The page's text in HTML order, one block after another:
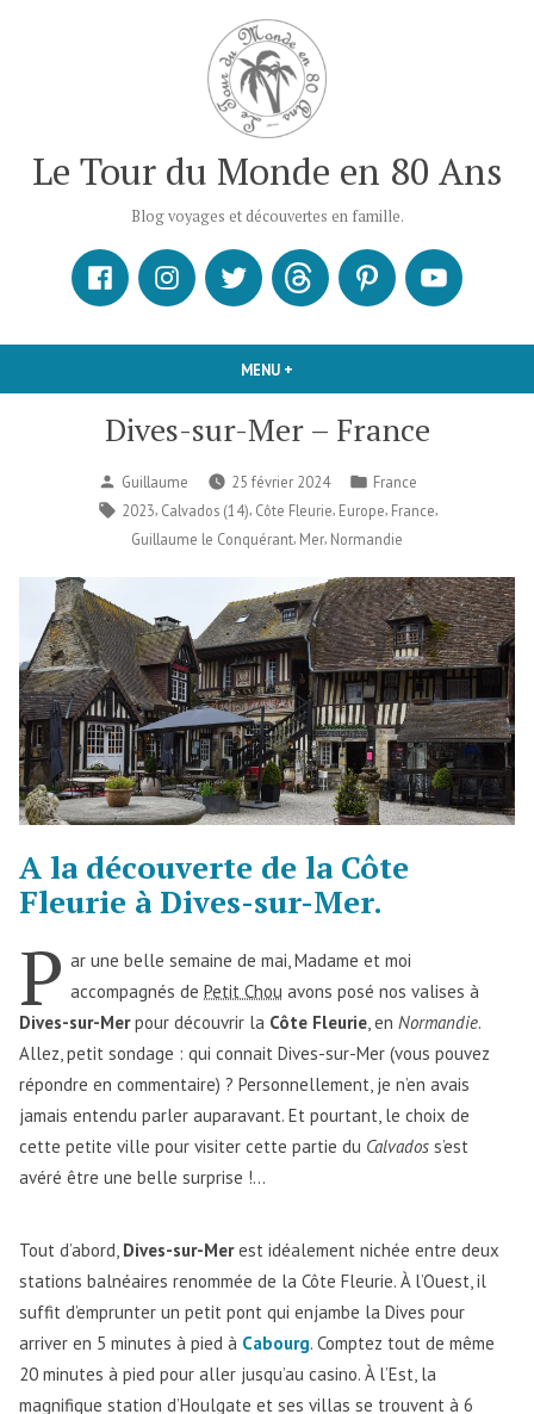
Le Tour du Monde en 80 Ans
Blog voyages et découvertes en famille.
MENU +
FacebookInstagram
X ThreadsPinterestYoutube
Dives-sur-Mer – France
Publié
par
Guillaume 25 février 2024
Publié
dans
France
Étiquettes :
2023 Calvados (14) Côte Fleurie Europe France
Guillaume le Conquérant Mer Normandie
A la découverte de la Côte
Fleurie à Dives-sur-Mer.
P ar une belle semaine de mai, Madame et moi
accompagnés dePetit Chou avons posé nos valises à
Dives-sur-Merpour découvrir la Côte Fleurie , en Normandie.
Allez, petit sondage : qui connait Dives-sur-Mer (vous pouvez
répondre en commentaire) ? Personnellement, je n’en avais
jamais entendu parler auparavant. Et pourtant, le choix de
cette petite ville pour visiter cette partie du Calvados s’est
avéré être une belle surprise !…
Tout d’abord, Dives-sur-Merest idéalement nichée entre deux
stations balnéaires renommée de la Côte Fleurie. À l’Ouest, il
suffit d’emprunter un petit pont qui enjambe la Dives pour
arriver en 5 minutes à pied à Cabourg. Comptez tout de même
20 minutes à pied pour aller jusqu’au casino. À l’Est, la
magnifique station d’Houlgate et ses villas se trouvent à 6